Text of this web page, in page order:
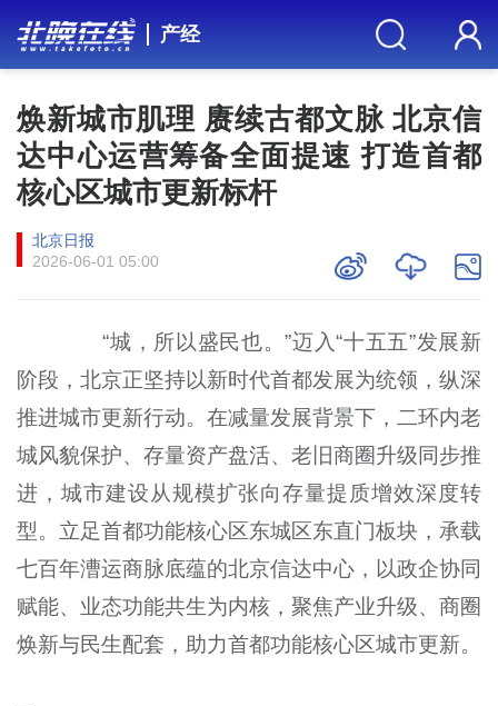
产经
焕新城市肌理 赓续古都文脉 北京信
达中心运营筹备全面提速 打造首都
核心区城市更新标杆
北京日报
2026-06-01 05:00
“城，所以盛民也。”迈入“十五五”发展新
阶段，北京正坚持以新时代首都发展为统领，纵深
推进城市更新行动。在减量发展背景下，二环内老
城风貌保护、存量资产盘活、老旧商圈升级同步推
进，城市建设从规模扩张向存量提质增效深度转
型。立足首都功能核心区东城区东直门板块，承载
七百年漕运商脉底蕴的北京信达中心，以政企协同
赋能、业态功能共生为内核，聚焦产业升级、商圈
焕新与民生配套，助力首都功能核心区城市更新。